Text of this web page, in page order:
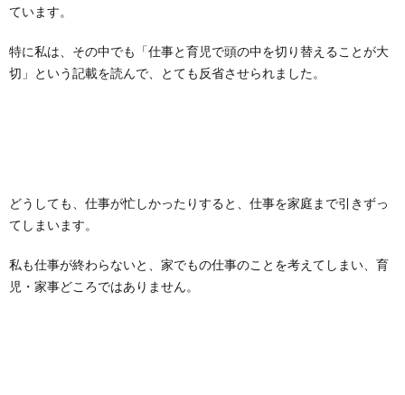
ています。
特に私は、その中でも「仕事と育児で頭の中を切り替えることが大
切」という記載を読んで、とても反省させられました。
どうしても、仕事が忙しかったりすると、仕事を家庭まで引きずっ
てしまいます。
私も仕事が終わらないと、家でもの仕事のことを考えてしまい、育
児・家事どころではありません。